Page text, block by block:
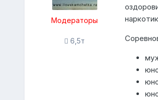
Модераторы
6,5т